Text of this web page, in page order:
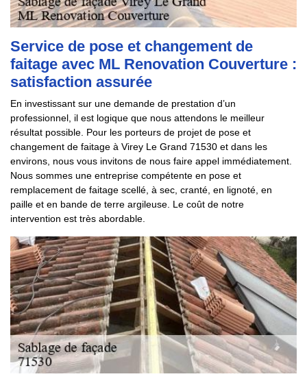
Service de pose et changement de
faitage avec ML Renovation Couverture :
satisfaction assurée
En investissant sur une demande de prestation d’un
professionnel, il est logique que nous attendons le meilleur
résultat possible. Pour les porteurs de projet de pose et
changement de faitage à Virey Le Grand 71530 et dans les
environs, nous vous invitons de nous faire appel immédiatement.
Nous sommes une entreprise compétente en pose et
remplacement de faitage scellé, à sec, cranté, en lignoté, en
paille et en bande de terre argileuse. Le coût de notre
intervention est très abordable.